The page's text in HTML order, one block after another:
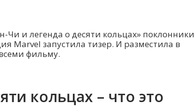
и легенда о десяти кольцах» поклонники
Marvel запустила тизер. И разместила в
фильму.
кольцах – что это